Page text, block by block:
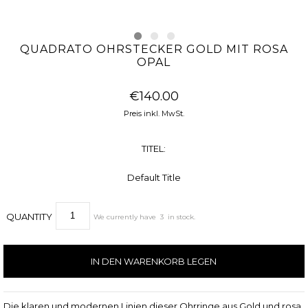
QUADRATO OHRSTECKER GOLD MIT ROSA
OPAL
€140.00
Preis inkl. MwSt.
TITEL:
Default Title
QUANTITY We currently have 3 in stock.